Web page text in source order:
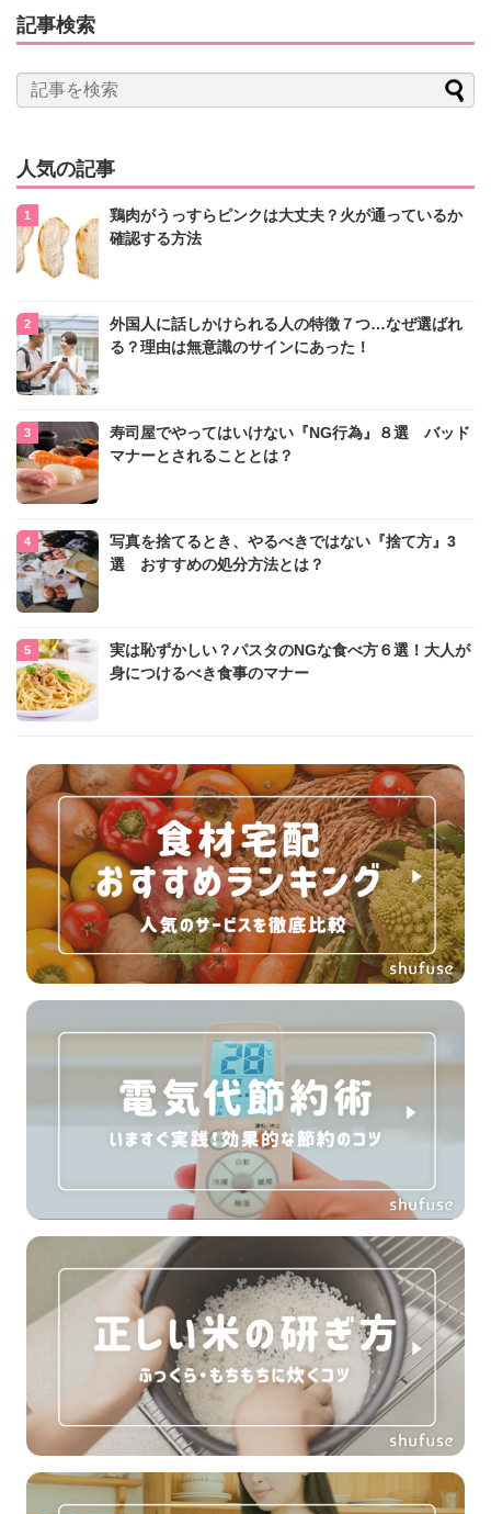
記事検索
人気の記事
鶏肉がうっすらピンクは大丈夫？火が通っているか
確認する方法
外国人に話しかけられる人の特徴７つ…なぜ選ばれ
る？理由は無意識のサインにあった！
寿司屋でやってはいけない『NG行為』８選 バッド
マナーとされることとは？
写真を捨てるとき、やるべきではない『捨て方』3
選 おすすめの処分方法とは？
実は恥ずかしい？パスタのNGな食べ方６選！大人が
身につけるべき食事のマナー